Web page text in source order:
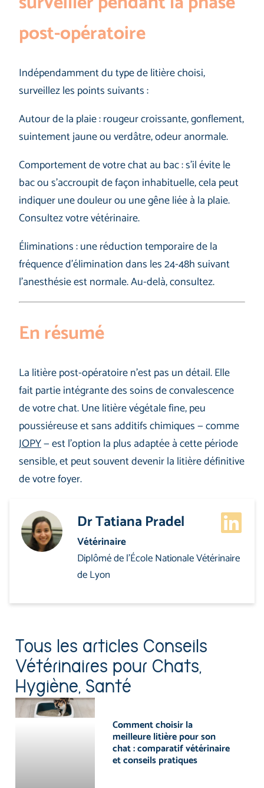
post-opératoire
Indépendamment du type de litière choisi,
surveillez les points suivants :
Autour de la plaie : rougeur croissante, gonflement,
suintement jaune ou verdâtre, odeur anormale.
Comportement de votre chat au bac : s’il évite le
bac ou s’accroupit de façon inhabituelle, cela peut
indiquer une douleur ou une gêne liée à la plaie.
Consultez votre vétérinaire.
Éliminations : une réduction temporaire de la
fréquence d’élimination dans les 24-48h suivant
l’anesthésie est normale. Au-delà, consultez.
En résumé
La litière post-opératoire n’est pas un détail. Elle
fait partie intégrante des soins de convalescence
de votre chat. Une litière végétale fine, peu
poussiéreuse et sans additifs chimiques — comme
JOPY— est l’option la plus adaptée à cette période
sensible, et peut souvent devenir la litière définitive
de votre foyer.
Dr Tatiana Pradel
Vétérinaire
Diplômé de l'École Nationale Vétérinaire
de Lyon
Tous les articles Conseils
Vétérinaires pour Chats,
Hygiène, Santé
Comment choisir la
meilleure litière pour son
chat : comparatif vétérinaire
et conseils pratiques